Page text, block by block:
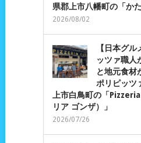
県郡上市八幡町の「かた
2026/08/02
【日本グ
ッツァ職人
と地元食材
ポリピッツ
上市白鳥町の「
リア ゴンザ）」
2026/07/26